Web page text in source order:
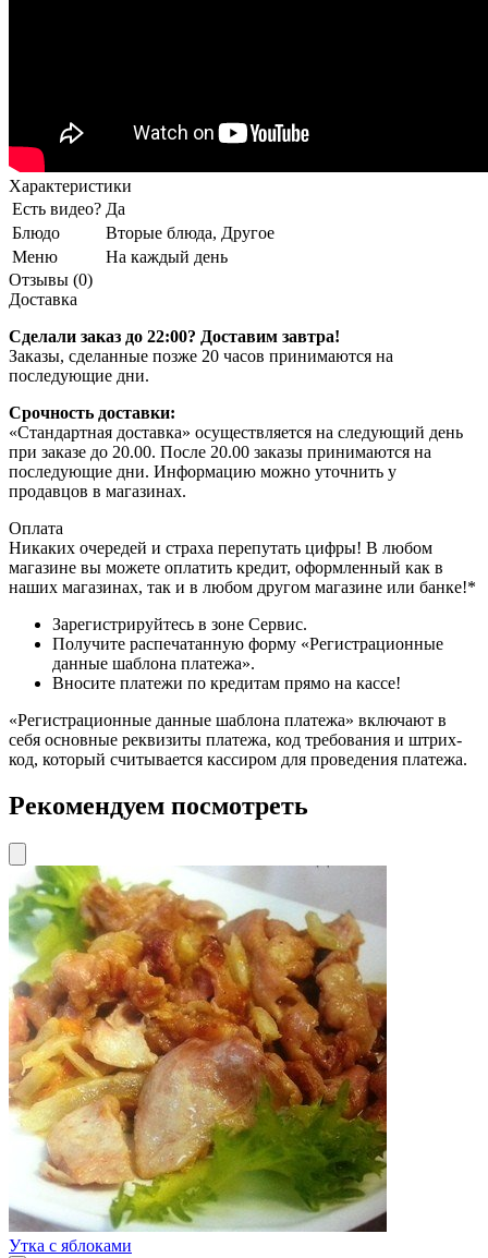
Характеристики
Есть видео? Да
Блюдо
Вторые блюда, Другое
Меню
На каждый день
Отзывы (0)
Доставка
Сделали заказ до 22:00? Доставим завтра!
Заказы, сделанные позже 20 часов принимаются на
последующие дни.
Срочность доставки:
«Стандартная доставка» осуществляется на следующий день
при заказе до 20.00. После 20.00 заказы принимаются на
последующие дни. Информацию можно уточнить у
продавцов в магазинах.
Оплата
Никаких очередей и страха перепутать цифры! В любом
магазине вы можете оплатить кредит, оформленный как в
наших магазинах, так и в любом другом магазине или банке!*
Зарегистрируйтесь в зоне Сервис.
Получите распечатанную форму «Регистрационные
данные шаблона платежа».
Вносите платежи по кредитам прямо на кассе!
«Регистрационные данные шаблона платежа» включают в
себя основные реквизиты платежа, код требования и штрих-
код, который считывается кассиром для проведения платежа.
Рекомендуем посмотреть
Утка с яблоками